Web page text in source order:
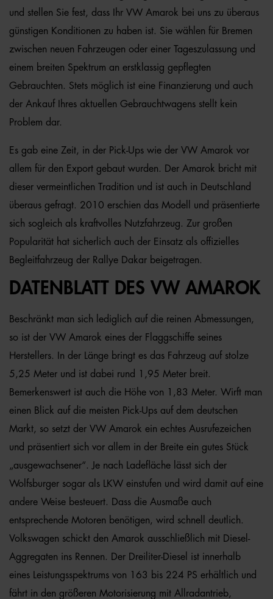
und stellen Sie fest, dass Ihr VW Amarok bei uns zu überaus
günstigen Konditionen zu haben ist. Sie wählen für Bremen
zwischen neuen Fahrzeugen oder einer Tageszulassung und
einem breiten Spektrum an erstklassig gepflegten
Gebrauchten. Stets möglich ist eine Finanzierung und auch
der Ankauf Ihres aktuellen Gebrauchtwagens stellt kein
Problem dar.
Es gab eine Zeit, in der Pick-Ups wie der VW Amarok vor
allem für den Export gebaut wurden. Der Amarok bricht mit
dieser vermeintlichen Tradition und ist auch in Deutschland
überaus gefragt. 2010 erschien das Modell und präsentierte
sich sogleich als kraftvolles Nutzfahrzeug. Zur großen
Popularität hat sicherlich auch der Einsatz als offizielles
Begleitfahrzeug der Rallye Dakar beigetragen.
DATENBLATT DES VW AMAROK
Beschränkt man sich lediglich auf die reinen Abmessungen,
so ist der VW Amarok eines der Flaggschiffe seines
Herstellers. In der Länge bringt es das Fahrzeug auf stolze
5,25 Meter und ist dabei rund 1,95 Meter breit.
Bemerkenswert ist auch die Höhe von 1,83 Meter. Wirft man
einen Blick auf die meisten Pick-Ups auf dem deutschen
Markt, so setzt der VW Amarok ein echtes Ausrufezeichen
und präsentiert sich vor allem in der Breite ein gutes Stück
„ausgewachsener“. Je nach Ladefläche lässt sich der
Wolfsburger sogar als LKW einstufen und wird damit auf eine
andere Weise besteuert. Dass die Ausmaße auch
entsprechende Motoren benötigen, wird schnell deutlich.
Volkswagen schickt den Amarok ausschließlich mit Diesel-
Aggregaten ins Rennen. Der Dreiliter-Diesel ist innerhalb
eines Leistungsspektrums von 163 bis 224 PS erhältlich und
fährt in den größeren Motorisierung mit Allradantrieb,